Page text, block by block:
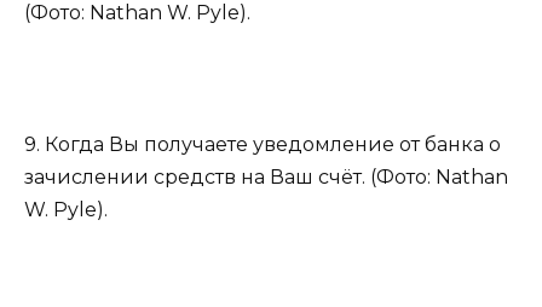
(Фото: Nathan W. Pyle).
9. Когда Вы получаете уведомление от банка о
зачислении средств на Ваш счёт. (Фото: Nathan
W. Pyle).